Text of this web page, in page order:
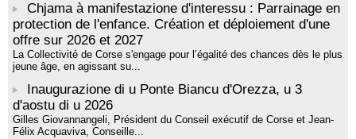
Chjama à manifestazione d'interessu : Parrainage en
protection de l'enfance. Création et déploiement d'une
offre sur 2026 et 2027
La Collectivité de Corse s'engage pour l’égalité des chances dès le plus
jeune âge, en agissant su...
Inaugurazione di u Ponte Biancu d'Orezza, u 3
d'aostu di u 2026
Gilles Giovannangeli, Président du Conseil exécutif de Corse et Jean-
Félix Acquaviva, Conseille...